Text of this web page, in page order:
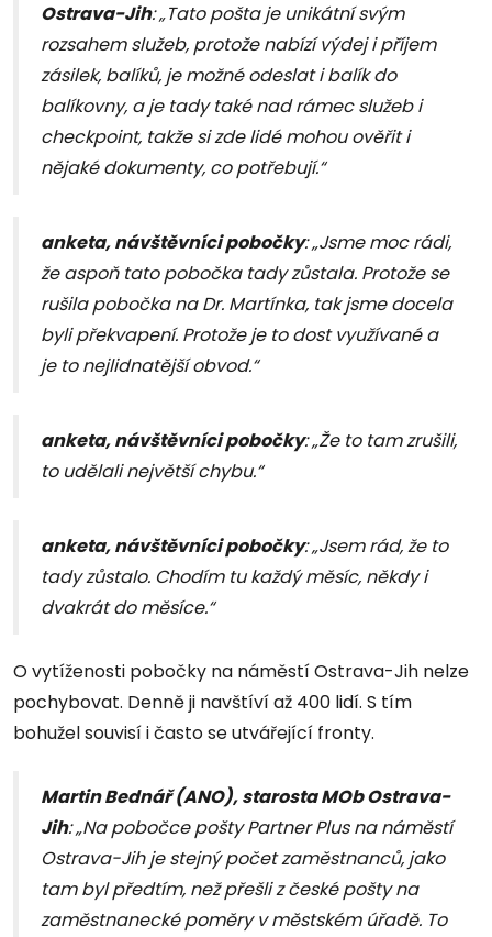
Ostrava-Jih: „Tato pošta je unikátní svým
rozsahem služeb, protože nabízí výdej i příjem
zásilek, balíků, je možné odeslat i balík do
balíkovny, a je tady také nad rámec služeb i
checkpoint, takže si zde lidé mohou ověřit i
nějaké dokumenty, co potřebují.“
anketa, návštěvníci pobočky: „Jsme moc rádi,
že aspoň tato pobočka tady zůstala. Protože se
rušila pobočka na Dr. Martínka, tak jsme docela
byli překvapení. Protože je to dost využívané a
je to nejlidnatější obvod.“
anketa, návštěvníci pobočky: „Že to tam zrušili,
to udělali největší chybu.“
anketa, návštěvníci pobočky: „Jsem rád, že to
tady zůstalo. Chodím tu každý měsíc, někdy i
dvakrát do měsíce.“
O vytíženosti pobočky na náměstí Ostrava-Jih nelze
pochybovat. Denně ji navštíví až 400 lidí. S tím
bohužel souvisí i často se utvářející fronty.
Martin Bednář (ANO), starosta MOb Ostrava-
Jih: „Na pobočce pošty Partner Plus na náměstí
Ostrava-Jih je stejný počet zaměstnanců, jako
tam byl předtím, než přešli z české pošty na
zaměstnanecké poměry v městském úřadě. To